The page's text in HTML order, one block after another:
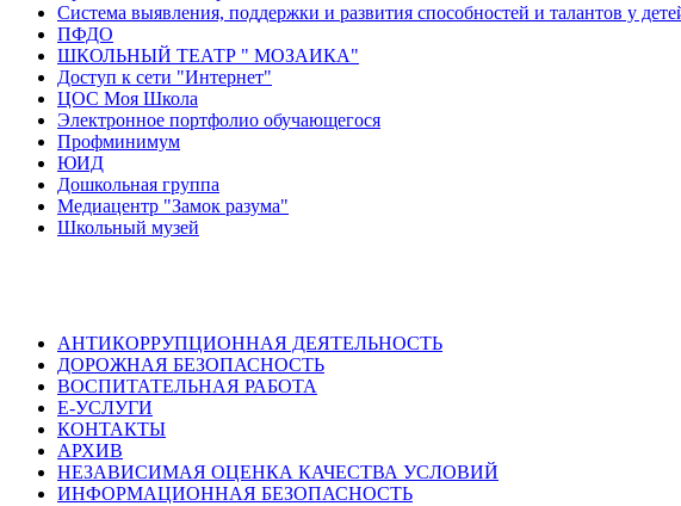
Система выявления, поддержки и развития способностей и талантов у
ПФДО
ШКОЛЬНЫЙ ТЕАТР " МОЗАИКА"
Доступ к сети "Интернет"
ЦОС Моя Школа
Электронное портфолио обучающегося
Профминимум
ЮИД
Дошкольная группа
Медиацентр "Замок разума"
Школьный музей
АНТИКОРРУПЦИОННАЯ ДЕЯТЕЛЬНОСТЬ
ДОРОЖНАЯ БЕЗОПАСНОСТЬ
ВОСПИТАТЕЛЬНАЯ РАБОТА
Е-УСЛУГИ
КОНТАКТЫ
АРХИВ
НЕЗАВИСИМАЯ ОЦЕНКА КАЧЕСТВА УСЛОВИЙ
ИНФОРМАЦИОННАЯ БЕЗОПАСНОСТЬ